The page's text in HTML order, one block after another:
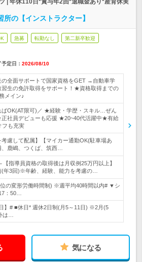
| 年休110日*賞与年2回*退職金あり*産育休実
の【インストラクター】
急募 転勤なし 第二新卒歓迎
予定日： 2026/08/10
全面サポートで国家資格をGET →自動車学
習生の免許取得をサポート！★資格取得までの
メイン♪
ばOK(AT限可)／ ★経験・学歴・スキル…ぜん
社員デビューも応援 ★20~40代活躍中★有給
も充実
慮して配属】【マイカー通勤OK(駐車場あ
鹿嶋、つくば、筑西…
【指導員資格の取得後は月収例25万円以上】
(年3回)※年齢、経験、能力を考慮の…
の変形労働時間制) ※週平均40時間以内# ▼シ
：50…
】# ■休日* 週休2日制(月5～11日) ※2月(5
は…
気になる